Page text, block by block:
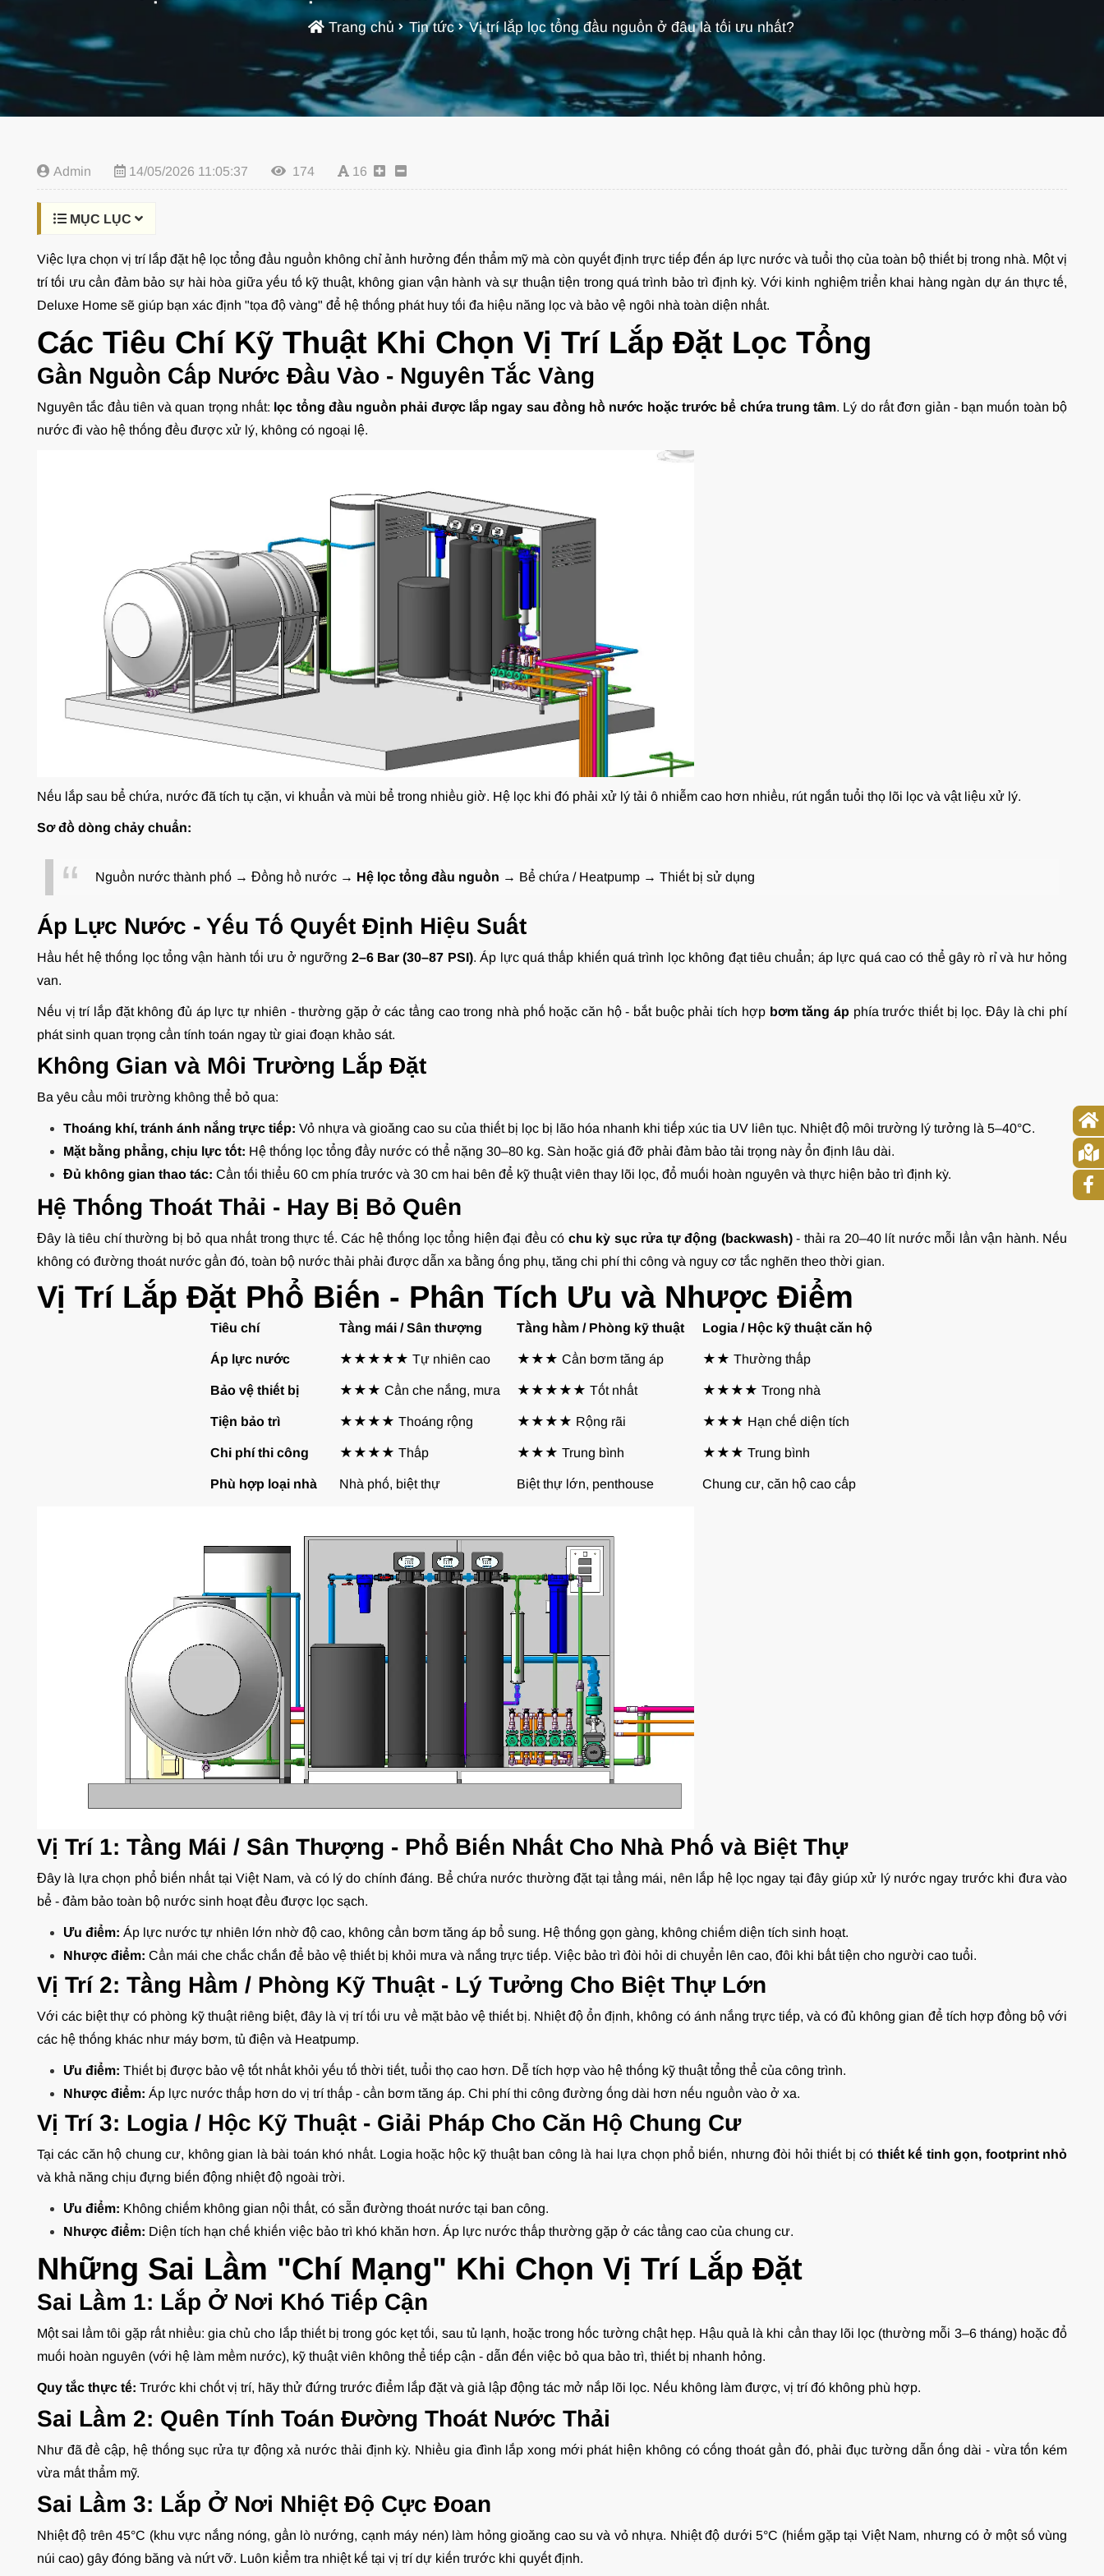
Trang chủ Tin tức Vị trí lắp lọc tổng đầu nguồn ở đâu là tối ưu nhất?
Admin 14/05/2026 11:05:37 174 16
MỤC LỤC
Việc lựa chọn vị trí lắp đặt hệ lọc tổng đầu nguồn không chỉ ảnh hưởng đến thẩm mỹ mà còn quyết định trực tiếp đến áp lực nước và tuổi thọ của toàn bộ thiết bị trong nhà. Một vị
trí tối ưu cần đảm bảo sự hài hòa giữa yếu tố kỹ thuật, không gian vận hành và sự thuận tiện trong quá trình bảo trì định kỳ. Với kinh nghiệm triển khai hàng ngàn dự án thực tế,
Deluxe Home sẽ giúp bạn xác định "tọa độ vàng" để hệ thống phát huy tối đa hiệu năng lọc và bảo vệ ngôi nhà toàn diện nhất.
Các Tiêu Chí Kỹ Thuật Khi Chọn Vị Trí Lắp Đặt Lọc Tổng
Gần Nguồn Cấp Nước Đầu Vào - Nguyên Tắc Vàng
Nguyên tắc đầu tiên và quan trọng nhất: lọc tổng đầu nguồn phải được lắp ngay sau đồng hồ nước hoặc trước bể chứa trung tâm. Lý do rất đơn giản - bạn muốn toàn bộ
nước đi vào hệ thống đều được xử lý, không có ngoại lệ.
Nếu lắp sau bể chứa, nước đã tích tụ cặn, vi khuẩn và mùi bể trong nhiều giờ. Hệ lọc khi đó phải xử lý tải ô nhiễm cao hơn nhiều, rút ngắn tuổi thọ lõi lọc và vật liệu xử lý.
Sơ đồ dòng chảy chuẩn:
Nguồn nước thành phố → Đồng hồ nước → Hệ lọc tổng đầu nguồn → Bể chứa / Heatpump → Thiết bị sử dụng
Áp Lực Nước - Yếu Tố Quyết Định Hiệu Suất
Hầu hết hệ thống lọc tổng vận hành tối ưu ở ngưỡng 2–6 Bar (30–87 PSI). Áp lực quá thấp khiến quá trình lọc không đạt tiêu chuẩn; áp lực quá cao có thể gây rò rỉ và hư hỏng
van.
Nếu vị trí lắp đặt không đủ áp lực tự nhiên - thường gặp ở các tầng cao trong nhà phố hoặc căn hộ - bắt buộc phải tích hợp bơm tăng áp phía trước thiết bị lọc. Đây là chi phí
phát sinh quan trọng cần tính toán ngay từ giai đoạn khảo sát.
Không Gian và Môi Trường Lắp Đặt
Ba yêu cầu môi trường không thể bỏ qua:
Thoáng khí, tránh ánh nắng trực tiếp: Vỏ nhựa và gioăng cao su của thiết bị lọc bị lão hóa nhanh khi tiếp xúc tia UV liên tục. Nhiệt độ môi trường lý tưởng là 5–40°C.
Mặt bằng phẳng, chịu lực tốt: Hệ thống lọc tổng đầy nước có thể nặng 30–80 kg. Sàn hoặc giá đỡ phải đảm bảo tải trọng này ổn định lâu dài.
Đủ không gian thao tác: Cần tối thiểu 60 cm phía trước và 30 cm hai bên để kỹ thuật viên thay lõi lọc, đổ muối hoàn nguyên và thực hiện bảo trì định kỳ.
Hệ Thống Thoát Thải - Hay Bị Bỏ Quên
Đây là tiêu chí thường bị bỏ qua nhất trong thực tế. Các hệ thống lọc tổng hiện đại đều có chu kỳ sục rửa tự động (backwash)- thải ra 20–40 lít nước mỗi lần vận hành. Nếu
không có đường thoát nước gần đó, toàn bộ nước thải phải được dẫn xa bằng ống phụ, tăng chi phí thi công và nguy cơ tắc nghẽn theo thời gian.
Vị Trí Lắp Đặt Phổ Biến - Phân Tích Ưu và Nhược Điểm
Tiêu chí Tầng mái / Sân thượng Tầng hầm / Phòng kỹ thuật Logia / Hộc kỹ thuật căn hộ
Áp lực nước ★★★★★ Tự nhiên cao ★★★ Cần bơm tăng áp ★★ Thường thấp
Bảo vệ thiết bị ★★★ Cần che nắng, mưa ★★★★★ Tốt nhất ★★★★ Trong nhà
Tiện bảo trì ★★★★ Thoáng rộng ★★★★ Rộng rãi ★★★ Hạn chế diện tích
Chi phí thi công ★★★★ Thấp ★★★ Trung bình ★★★ Trung bình
Phù hợp loại nhà Nhà phố, biệt thự Biệt thự lớn, penthouse Chung cư, căn hộ cao cấp
Vị Trí 1: Tầng Mái / Sân Thượng - Phổ Biến Nhất Cho Nhà Phố và Biệt Thự
Đây là lựa chọn phổ biến nhất tại Việt Nam, và có lý do chính đáng. Bể chứa nước thường đặt tại tầng mái, nên lắp hệ lọc ngay tại đây giúp xử lý nước ngay trước khi đưa vào
bể - đảm bảo toàn bộ nước sinh hoạt đều được lọc sạch.
Ưu điểm: Áp lực nước tự nhiên lớn nhờ độ cao, không cần bơm tăng áp bổ sung. Hệ thống gọn gàng, không chiếm diện tích sinh hoạt.
Nhược điểm: Cần mái che chắc chắn để bảo vệ thiết bị khỏi mưa và nắng trực tiếp. Việc bảo trì đòi hỏi di chuyển lên cao, đôi khi bất tiện cho người cao tuổi.
Vị Trí 2: Tầng Hầm / Phòng Kỹ Thuật - Lý Tưởng Cho Biệt Thự Lớn
Với các biệt thự có phòng kỹ thuật riêng biệt, đây là vị trí tối ưu về mặt bảo vệ thiết bị. Nhiệt độ ổn định, không có ánh nắng trực tiếp, và có đủ không gian để tích hợp đồng bộ với
các hệ thống khác như máy bơm, tủ điện và Heatpump.
Ưu điểm: Thiết bị được bảo vệ tốt nhất khỏi yếu tố thời tiết, tuổi thọ cao hơn. Dễ tích hợp vào hệ thống kỹ thuật tổng thể của công trình.
Nhược điểm: Áp lực nước thấp hơn do vị trí thấp - cần bơm tăng áp. Chi phí thi công đường ống dài hơn nếu nguồn vào ở xa.
Vị Trí 3: Logia / Hộc Kỹ Thuật - Giải Pháp Cho Căn Hộ Chung Cư
Tại các căn hộ chung cư, không gian là bài toán khó nhất. Logia hoặc hộc kỹ thuật ban công là hai lựa chọn phổ biến, nhưng đòi hỏi thiết bị có thiết kế tinh gọn, footprint nhỏ
và khả năng chịu đựng biến động nhiệt độ ngoài trời.
Ưu điểm: Không chiếm không gian nội thất, có sẵn đường thoát nước tại ban công.
Nhược điểm: Diện tích hạn chế khiến việc bảo trì khó khăn hơn. Áp lực nước thấp thường gặp ở các tầng cao của chung cư.
Những Sai Lầm "Chí Mạng" Khi Chọn Vị Trí Lắp Đặt
Sai Lầm 1: Lắp Ở Nơi Khó Tiếp Cận
Một sai lầm tôi gặp rất nhiều: gia chủ cho lắp thiết bị trong góc kẹt tối, sau tủ lạnh, hoặc trong hốc tường chật hẹp. Hậu quả là khi cần thay lõi lọc (thường mỗi 3–6 tháng) hoặc đổ
muối hoàn nguyên (với hệ làm mềm nước), kỹ thuật viên không thể tiếp cận - dẫn đến việc bỏ qua bảo trì, thiết bị nhanh hỏng.
Quy tắc thực tế: Trước khi chốt vị trí, hãy thử đứng trước điểm lắp đặt và giả lập động tác mở nắp lõi lọc. Nếu không làm được, vị trí đó không phù hợp.
Sai Lầm 2: Quên Tính Toán Đường Thoát Nước Thải
Như đã đề cập, hệ thống sục rửa tự động xả nước thải định kỳ. Nhiều gia đình lắp xong mới phát hiện không có cống thoát gần đó, phải đục tường dẫn ống dài - vừa tốn kém
vừa mất thẩm mỹ.
Sai Lầm 3: Lắp Ở Nơi Nhiệt Độ Cực Đoan
Nhiệt độ trên 45°C (khu vực nắng nóng, gần lò nướng, cạnh máy nén) làm hỏng gioăng cao su và vỏ nhựa. Nhiệt độ dưới 5°C (hiếm gặp tại Việt Nam, nhưng có ở một số vùng
núi cao) gây đóng băng và nứt vỡ. Luôn kiểm tra nhiệt kế tại vị trí dự kiến trước khi quyết định.